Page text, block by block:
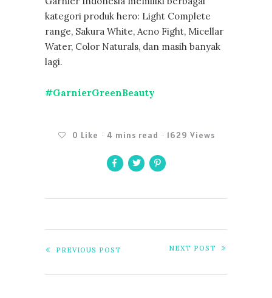
kategori produk hero: Light Complete
range, Sakura White, Acno Fight, Micellar
Water, Color Naturals, dan masih banyak
lagi.
#GarnierGreenBeauty
0 Like 4 mins read 1629 Views
PREVIOUS POST NEXT POST